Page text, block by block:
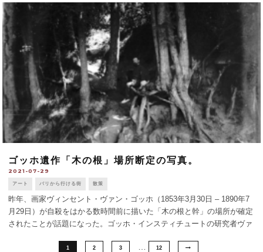
っ [...]
ゴッホ遺作「木の根」場所断定の写真。
2021-07-29
アート パリから行ける街 散策
昨年、画家ヴィンセント・ヴァン・ゴッホ（1853年3月30日 – 1890年7
月29日）が自殺をはかる数時間前に描いた「木の根と幹」の場所が確定
されたことが話題になった。ゴッホ・インスティチュートの研究者ヴァ
1 2 3 12